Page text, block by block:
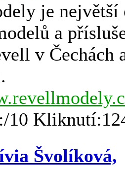
je největší
a
v Čechách
10
Švolíková,